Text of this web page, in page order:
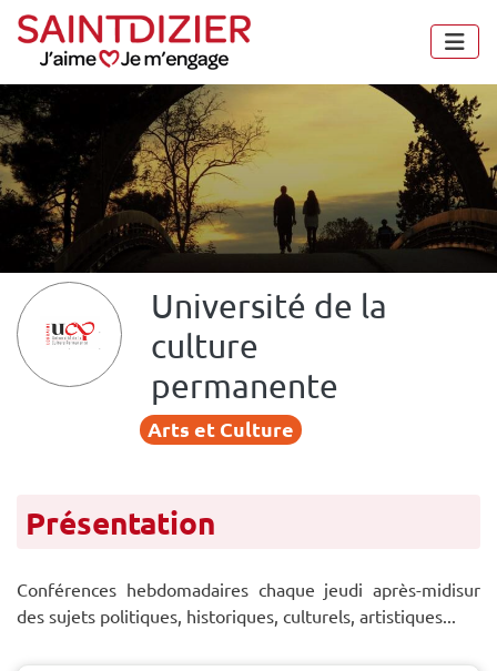
Université de la
culture
permanente
Arts et Culture
Présentation
Conférences hebdomadaires chaque jeudi après-midisur
des sujets politiques, historiques, culturels, artistiques...
Panneau de gestion des cookies